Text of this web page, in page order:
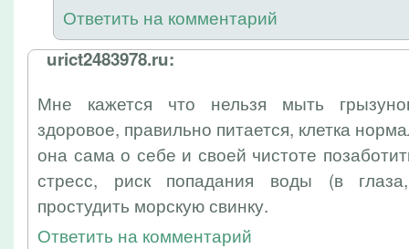
Ответить на комментарий
urict2483978.ru:
Мне кажется что нельзя мыть
здоровое, правильно питается, клетка
она сама о себе и своей чистоте
стресс, риск попадания воды (в
простудить морскую свинку.
Ответить на комментарий